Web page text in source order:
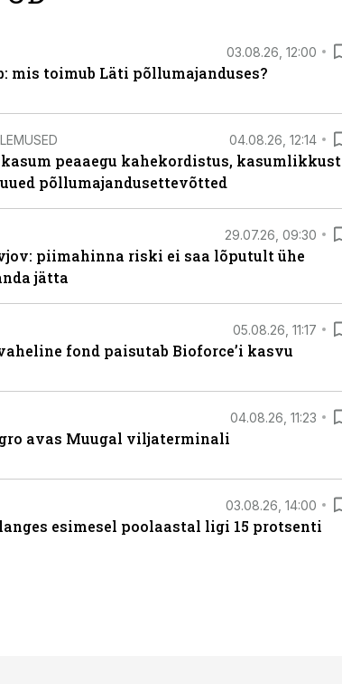
03.08.26, 12:00
mis toimub Läti põllumajanduses?
04.08.26, 12:14
peaaegu kahekordistus, kasumlikkust
põllumajandusettevõtted
29.07.26, 09:30
piimahinna riski ei saa lõputult ühe
jätta
05.08.26, 11:17
fond paisutab Bioforce’i kasvu
04.08.26, 11:23
avas Muugal viljaterminali
03.08.26, 14:00
esimesel poolaastal ligi 15 protsenti